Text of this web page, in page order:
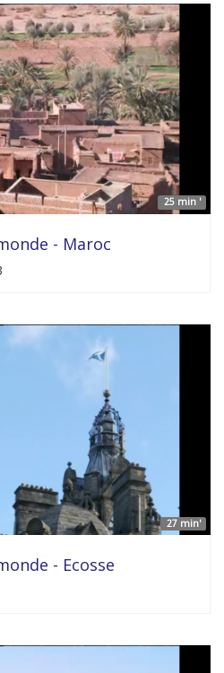
25 min '
- Maroc
27 min'
- Ecosse